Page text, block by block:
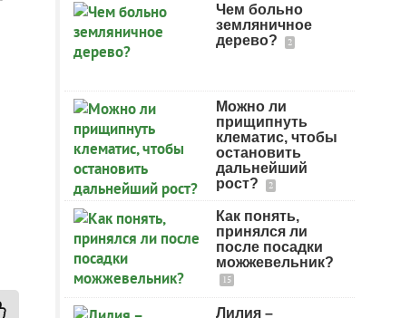
Чем больно
земляничное
дерево?
2
Можно ли
прищипнуть
клематис, чтобы
остановить
дальнейший
рост?
2
Как понять,
принялся ли
после посадки
можжевельник?
15
Лилия –